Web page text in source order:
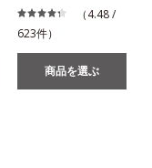
（4.48 /
623件）
商品を選ぶ